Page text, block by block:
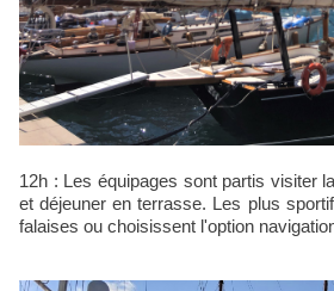
12h : Les équipages sont partis visiter la ville, faire du shopping
et déjeuner en terrasse. Les plus
falaises ou choisissent l'option